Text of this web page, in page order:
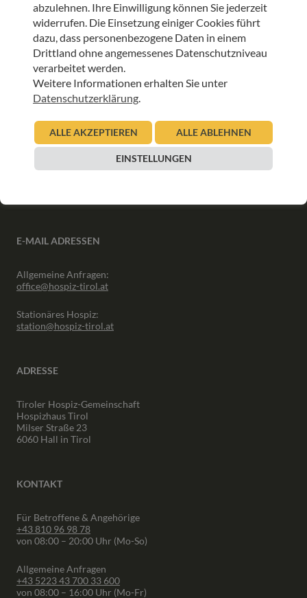
ANMELDEN
INFORMATIONEN
Downloads
Interner Bereich
E-MAIL ADRESSEN
Allgemeine Anfragen:
office@hospiz-tirol.at
Stationäres Hospiz:
station@hospiz-tirol.at
ADRESSE
Tiroler Hospiz-Gemeinschaft
Hospizhaus Tirol
Milser Straße 23
6060 Hall in Tirol
KONTAKT
Für Betroffene & Angehörige
+43 810 96 98 78
von 08:00 – 20:00 Uhr (Mo-So)
Allgemeine Anfragen
+43 5223 43 700 33 600
von 08:00 – 16:00 Uhr (Mo-Fr)
abzulehnen. Ihre Einwilligung können Sie jederzeit
widerrufen. Die Einsetzung einiger Cookies führt
dazu, dass personenbezogene Daten in einem
Drittland ohne angemessenes Datenschutzniveau
verarbeitet werden.
Weitere Informationen erhalten Sie unter
Datenschutzerklärung.
ALLE AKZEPTIEREN ALLE ABLEHNEN
EINSTELLUNGEN